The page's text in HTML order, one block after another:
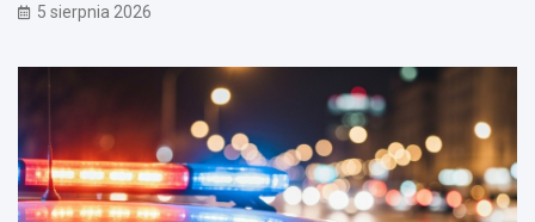
5 sierpnia 2026